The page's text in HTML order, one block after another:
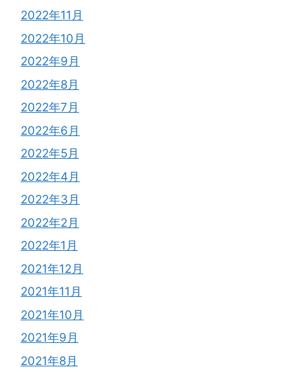
2022年11月
2022年10月
2022年9月
2022年8月
2022年7月
2022年6月
2022年5月
2022年4月
2022年3月
2022年2月
2022年1月
2021年12月
2021年11月
2021年10月
2021年9月
2021年8月